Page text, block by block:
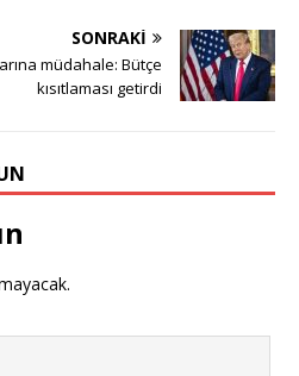
SONRAKI
müdahale: Bütçe
kısıtlaması getirdi